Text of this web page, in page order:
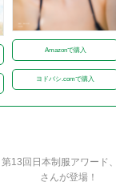
Amazonで購入
ヨドバシ.comで購入
第13回日本制服アワード
さんが登場！